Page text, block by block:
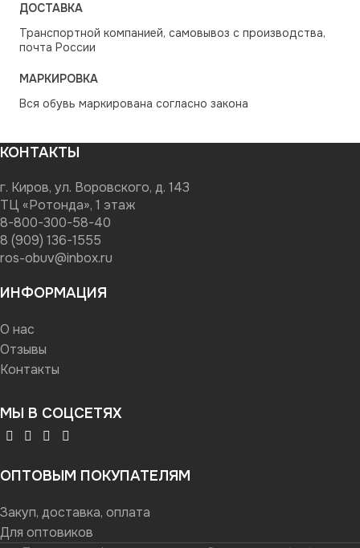
ДОСТАВКА
Транспортной компанией, самовывоз с производства,
почта России
МАРКИРОВКА
Вся обувь маркирована согласно закона
КОНТАКТЫ
г. Киров, ул. Воровского, д. 143
ТЦ «Ротонда», 1 этаж
8-800-300-58-40
8 (909) 136-1555
ros-obuv@inbox.ru
ИНФОРМАЦИЯ
О нас
Отзывы
Контакты
МЫ В СОЦСЕТЯХ
ОПТОВЫМ ПОКУПАТЕЛЯМ
Закуп, доставка, оплата
Для оптовиков